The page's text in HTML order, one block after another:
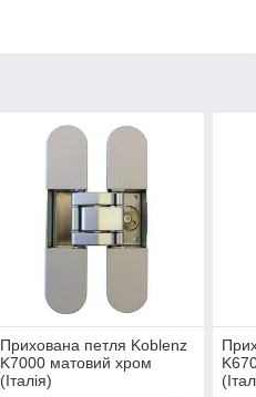
Прихована петля Koblenz
K7000 матовий хром
(Італія)